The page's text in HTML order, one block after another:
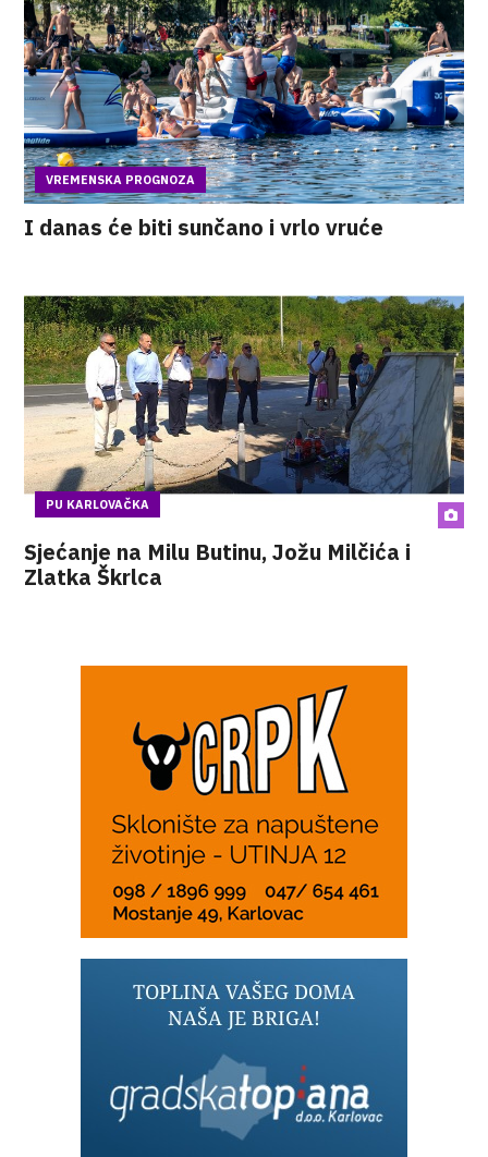
VREMENSKA PROGNOZA
I danas će biti sunčano i vrlo vruće
PU KARLOVAČKA
Sjećanje na Milu Butinu, Jožu Milčića i
Zlatka Škrlca